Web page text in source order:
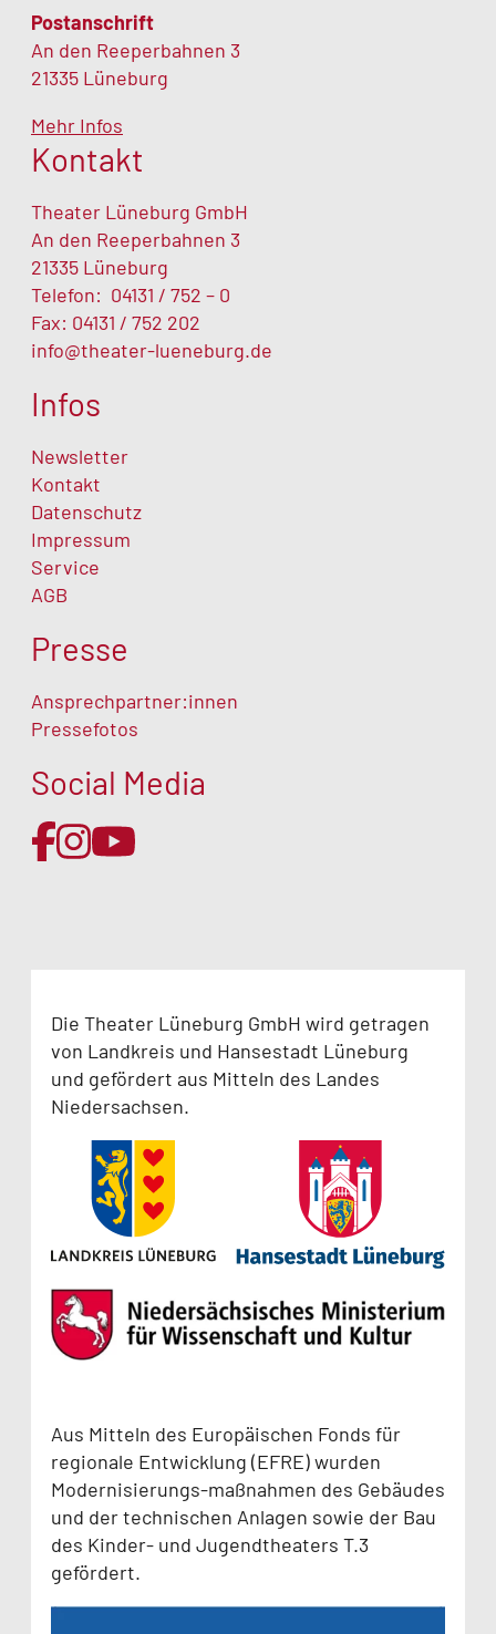
Postanschrift
An den Reeperbahnen 3
21335 Lüneburg
Mehr Infos
Kontakt
Theater Lüneburg GmbH
An den Reeperbahnen 3
21335 Lüneburg
Telefon: 04131 / 752 – 0
Fax: 04131 / 752 202
info@theater-lueneburg.de
Infos
Newsletter
Kontakt
Datenschutz
Impressum
Service
AGB
Presse
Ansprechpartner:innen
Pressefotos
Social Media
Die Theater Lüneburg GmbH wird getragen
von Landkreis und Hansestadt Lüneburg
und gefördert aus Mitteln des Landes
Niedersachsen.
Aus Mitteln des Europäischen Fonds für
regionale Entwicklung (EFRE) wurden
Modernisierungs-maßnahmen des Gebäudes
und der technischen Anlagen sowie der Bau
des Kinder- und Jugendtheaters T.3
gefördert.